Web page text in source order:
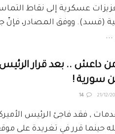
عسكرية إلى نقاط
(قسد). ووفق المصادر، فإنّ
...
من داعش .. بعد قرار الرئيس
سورية !
, فقد فاجئ الرئيس
حينما قرر في تغريدة على